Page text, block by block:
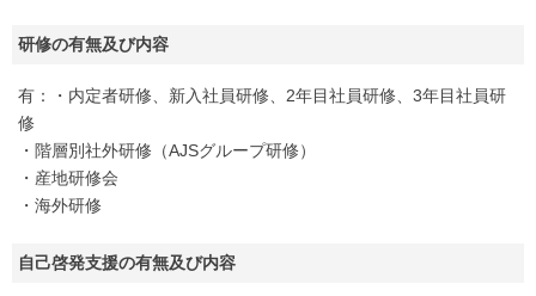
研修の有無及び内容
有：・内定者研修、新入社員研修、2年目社員研修、3年目社員研
修
・階層別社外研修（AJSグループ研修）
・産地研修会
・海外研修
自己啓発支援の有無及び内容